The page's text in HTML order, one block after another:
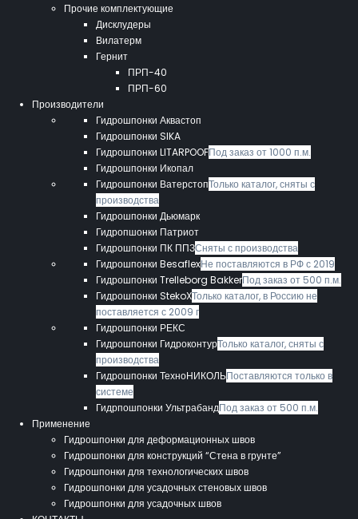
Прочие комплектующие
Дисклудеры
Вилатерм
Гернит
ПРП-40
ПРП-60
Производители
Гидрошпонки Аквастоп
Гидрошпонки SIKA
Гидрошпонки LITARPOOFПод заказ от 1000 п.м.
Гидрошпонки Икопал
Гидрошпонки ВатерстопТолько каталог, сняты с
производства
Гидрошпонки Дьюмарк
Гидропшонки Патриот
Гидрошпонки ПК ППЗСняты с производства
Гидрошпонки BesaflexНе поставляются в РФ с 2019
Гидрошпонки Trelleborg BakkerПод заказ от 500 п.м.
Гидрошпонки StekoXТолько каталог, в Россию не
поставляется с 2009 г
Гидрошпонки РЕКС
Гидрошпонки ГидроконтурТолько каталог, сняты с
производства
Гидрошпонки ТехноНИКОЛЬПоставляются только в
системе
Гидрпошпонки УльтрабандПод заказ от 500 п.м.
Применение
Гидрошпонки для деформационных швов
Гидрошпонки для конструкций “Стена в грунте”
Гидрошпонки для технологических швов
Гидрошпонки для усадочных стеновых швов
Гидрошпонки для усадочных швов